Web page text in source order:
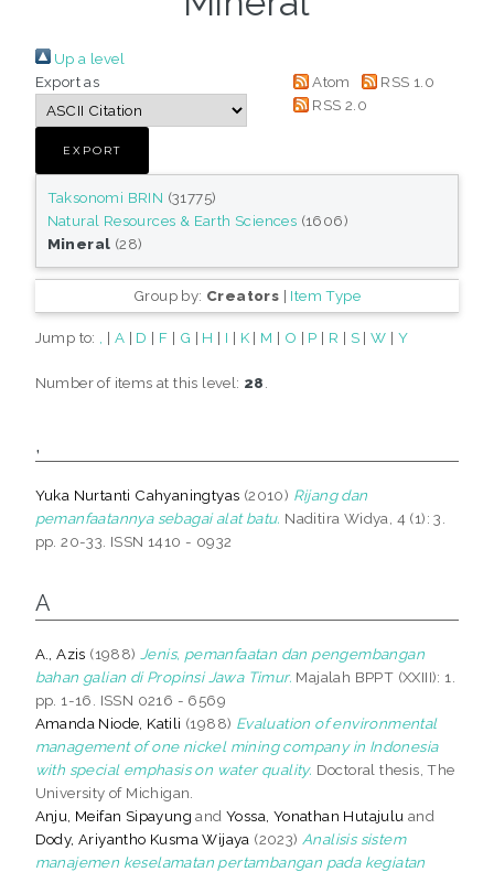
Up a level
Export as
Atom
RSS 1.0
RSS 2.0
Taksonomi BRIN (31775)
Natural Resources & Earth Sciences (1606)
Mineral (28)
Group by: Creators | Item Type
Jump to: | A | D | F | G | H | I | K| M | O | P | R | S|W | Y
Number of items at this level: 28
,
Yuka Nurtanti Cahyaningtyas (2010) Rijang dan
pemanfaatannya sebagai alat batu. Naditira Widya, 4 (1): 3.
pp. 20-33. ISSN 1410 - 0932
A
A., Azis (1988) Jenis, pemanfaatan dan pengembangan
bahan galian di Propinsi Jawa Timur. Majalah BPPT (XXIII): 1.
pp. 1-16. ISSN 0216 - 6569
Amanda Niode, Katili (1988) Evaluation of environmental
management of one nickel mining company in Indonesia
with special emphasis on water quality. Doctoral thesis, The
University of Michigan.
Anju, Meifan Sipayung andYossa, Yonathan Hutajulu and
Dody, Ariyantho Kusma Wijaya (2023) Analisis sistem
manajemen keselamatan pertambangan pada kegiatan